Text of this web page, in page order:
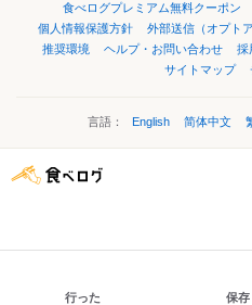
食べログプレミアム無料クーポン
個人情報保護方針
外部送信（オプトア
推奨環境
ヘルプ・お問い合わせ 採
サイトマップ
言語： English 简体中文
行った 保存